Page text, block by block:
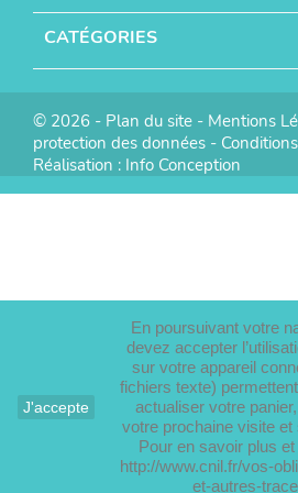
CATÉGORIES
J'accepte
En poursuivant votre
devez accepter
sur votre appareil
fichiers texte)
actualiser votre
votre prochaine visite
Pour en savoir plus
http://www.cnil.fr/vos-
et-autres-
© 2026 - Plan du site - Mentions
protection des données -
Réalisation : Info Conception